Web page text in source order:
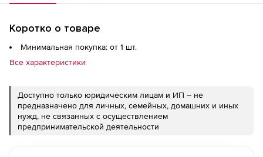
Коротко о товаре
Минимальная покупка: от 1 шт.
Все характеристики
Доступно только юридическим лицам и ИП – не
предназначено для личных, семейных, домашних и иных
нужд, не связанных с осуществлением
предпринимательской деятельности